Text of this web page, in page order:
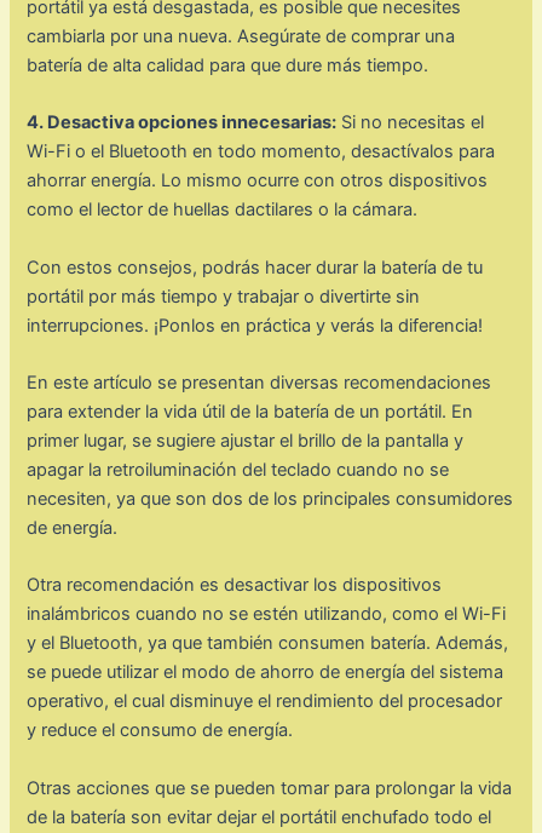
portátil ya está desgastada, es posible que necesites
cambiarla por una nueva. Asegúrate de comprar una
batería de alta calidad para que dure más tiempo.
4. Desactiva opciones innecesarias: Si no necesitas el
Wi-Fi o el Bluetooth en todo momento, desactívalos para
ahorrar energía. Lo mismo ocurre con otros dispositivos
como el lector de huellas dactilares o la cámara.
Con estos consejos, podrás hacer durar la batería de tu
portátil por más tiempo y trabajar o divertirte sin
interrupciones. ¡Ponlos en práctica y verás la diferencia!
En este artículo se presentan diversas recomendaciones
para extender la vida útil de la batería de un portátil. En
primer lugar, se sugiere ajustar el brillo de la pantalla y
apagar la retroiluminación del teclado cuando no se
necesiten, ya que son dos de los principales consumidores
de energía.
Otra recomendación es desactivar los dispositivos
inalámbricos cuando no se estén utilizando, como el Wi-Fi
y el Bluetooth, ya que también consumen batería. Además,
se puede utilizar el modo de ahorro de energía del sistema
operativo, el cual disminuye el rendimiento del procesador
y reduce el consumo de energía.
Otras acciones que se pueden tomar para prolongar la vida
de la batería son evitar dejar el portátil enchufado todo el